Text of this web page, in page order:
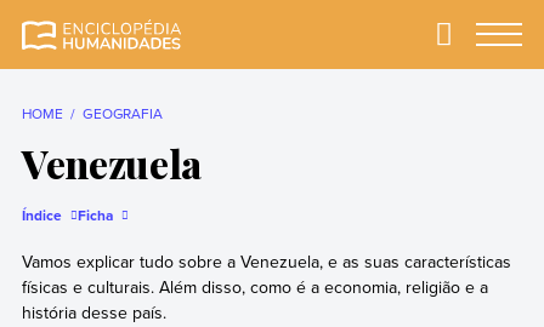
completa e mais
Primary
HOME GEOGRAFIA
Venezuela
Índice Ficha
Vamos explicar tudo sobre a Venezuela, e as suas características
físicas e culturais. Além disso, como é a economia, religião e a
história desse país.